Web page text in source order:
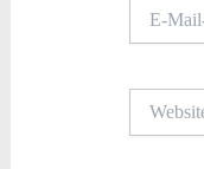
Mail-